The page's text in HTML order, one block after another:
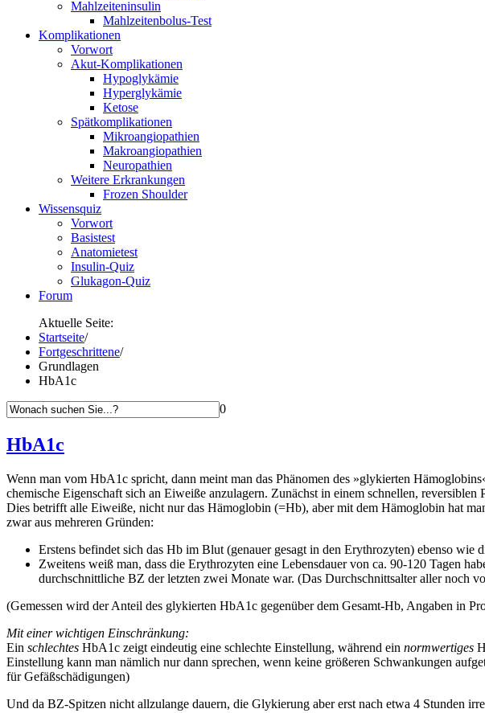
Mahlzeiteninsulin
Mahlzeitenbolus-Test
Komplikationen
Vorwort
Akut-Komplikationen
Hypoglykämie
Hyperglykämie
Ketose
Spätkomplikationen
Mikroangiopathien
Makroangiopathien
Neuropathien
Weitere Erkrankungen
Frozen Shoulder
Wissensquiz
Vorwort
Basistest
Anatomietest
Insulin-Quiz
Glukagon-Quiz
Forum
Aktuelle Seite:
Startseite/
Fortgeschrittene/
Grundlagen
HbA1c
0
HbA1c
Wenn man vom HbA1c spricht, dann meint man das Phänomen des »glykierten
chemische Eigenschaft sich an Eiweiße anzulagern. Zunächst in einem schnellen,
Dies betrifft alle Eiweiße, nicht nur das Hämoglobin (=Hb), aber mit dem Hämoglobin hat
zwar aus mehreren Gründen:
Erstens befindet sich das Hb im Blut (genauer gesagt in den Erythrozyten) ebenso wie
Zweitens weiß man, dass die Erythrozyten eine Lebensdauer von ca. 90-120 Tagen
durchschnittliche BZ der letzten zwei Monate war. (Das Durchschnittsalter aller noch
(Gemessen wird der Anteil des glykierten HbA1c gegenüber dem Gesamt-Hb, Angaben in
Mit einer wichtigen Einschränkung:
Ein schlechtes HbA1c zeigt eindeutig eine schlechte Einstellung, während ein normwertiges
Einstellung kann man nämlich nur dann sprechen, wenn keine größeren Schwankungen
für Gefäßschädigungen)
Und da BZ-Spitzen nicht allzulange dauern, die Glykierung aber erst nach etwa 4 Stunden